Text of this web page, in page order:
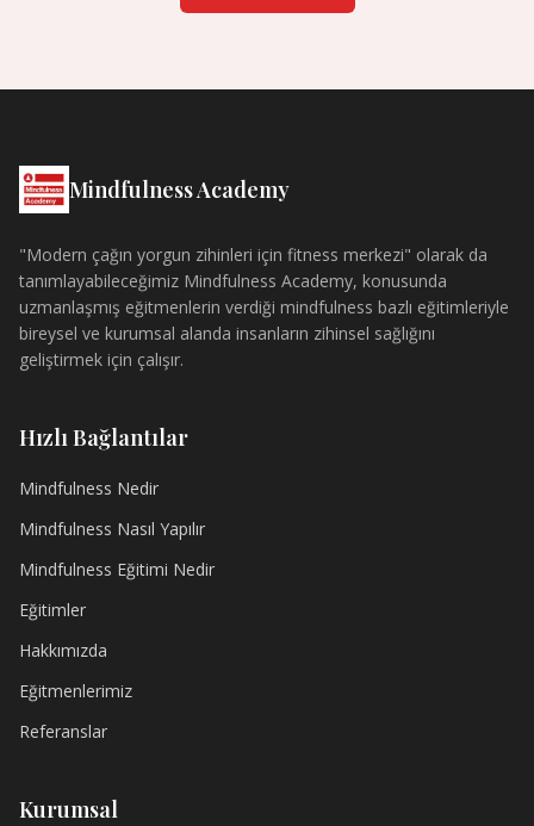
Mindfulness Academy
"Modern çağın yorgun zihinleri için fitness merkezi" olarak da
tanımlayabileceğimiz Mindfulness Academy, konusunda
uzmanlaşmış eğitmenlerin verdiği mindfulness bazlı eğitimleriyle
bireysel ve kurumsal alanda insanların zihinsel sağlığını
geliştirmek için çalışır.
Hızlı Bağlantılar
Mindfulness Nedir
Mindfulness Nasıl Yapılır
Mindfulness Eğitimi Nedir
Eğitimler
Hakkımızda
Eğitmenlerimiz
Referanslar
Kurumsal